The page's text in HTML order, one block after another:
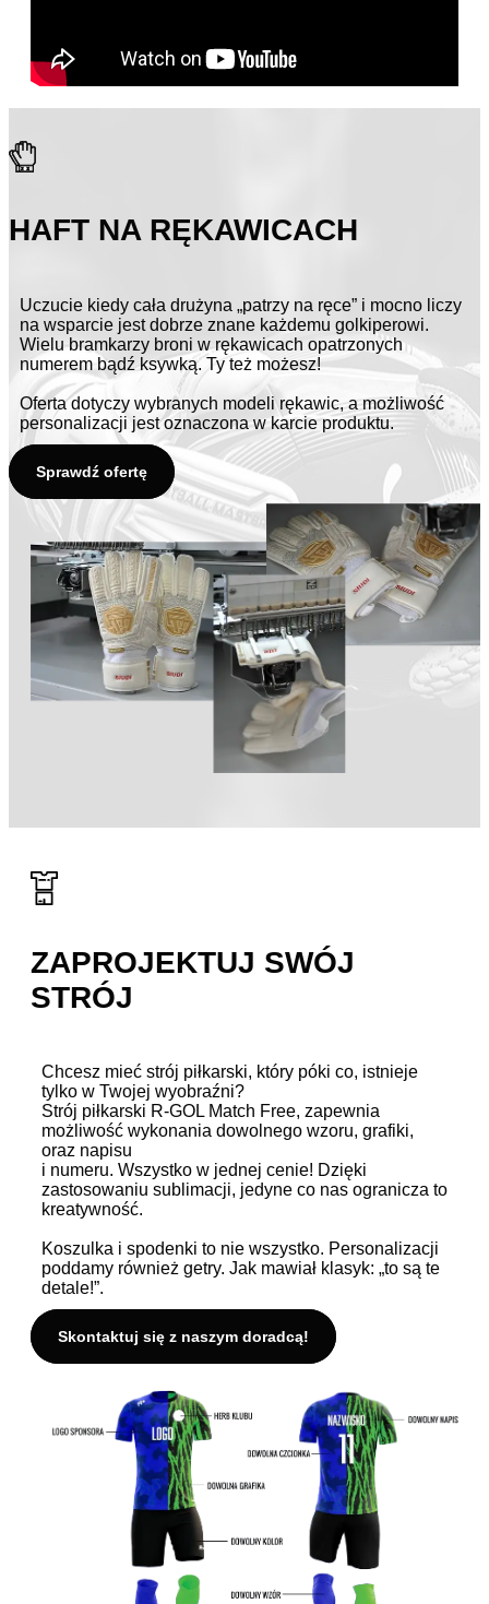
HAFT NA RĘKAWICACH
Uczucie kiedy cała drużyna „patrzy na ręce” i mocno liczy
na wsparcie jest dobrze znane każdemu golkiperowi.
Wielu bramkarzy broni w rękawicach opatrzonych
numerem bądź ksywką. Ty też możesz!
Oferta dotyczy wybranych modeli rękawic, a możliwość
personalizacji jest oznaczona w karcie produktu.
Sprawdź ofertę
ZAPROJEKTUJ SWÓJ
STRÓJ
Chcesz mieć strój piłkarski, który póki co, istnieje
tylko w Twojej wyobraźni?
Strój piłkarski R-GOL Match Free, zapewnia
możliwość wykonania dowolnego wzoru, grafiki,
oraz napisu
i numeru. Wszystko w jednej cenie! Dzięki
zastosowaniu sublimacji, jedyne co nas ogranicza to
kreatywność.
Koszulka i spodenki to nie wszystko. Personalizacji
poddamy również getry. Jak mawiał klasyk: „to są te
detale!”.
Skontaktuj się z naszym doradcą!